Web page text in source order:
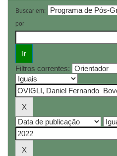
Buscar em:
por
Filtros correntes: